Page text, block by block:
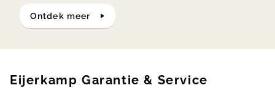
ontdek meer
Eijerkamp Garantie & Service